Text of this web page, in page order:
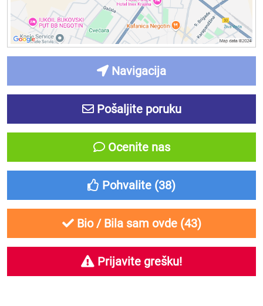
Navigacija
Pošaljite poruku
Ocenite nas
Pohvalite (38)
Bio / Bila sam ovde (43)
Prijavite grešku!